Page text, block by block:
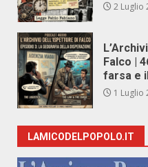
2 Luglio
Falco |
farsa e
1 Luglio
LAMICODELPOPOLO.IT